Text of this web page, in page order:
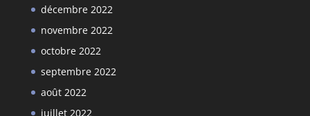
décembre 2022
novembre 2022
octobre 2022
septembre 2022
août 2022
juillet 2022